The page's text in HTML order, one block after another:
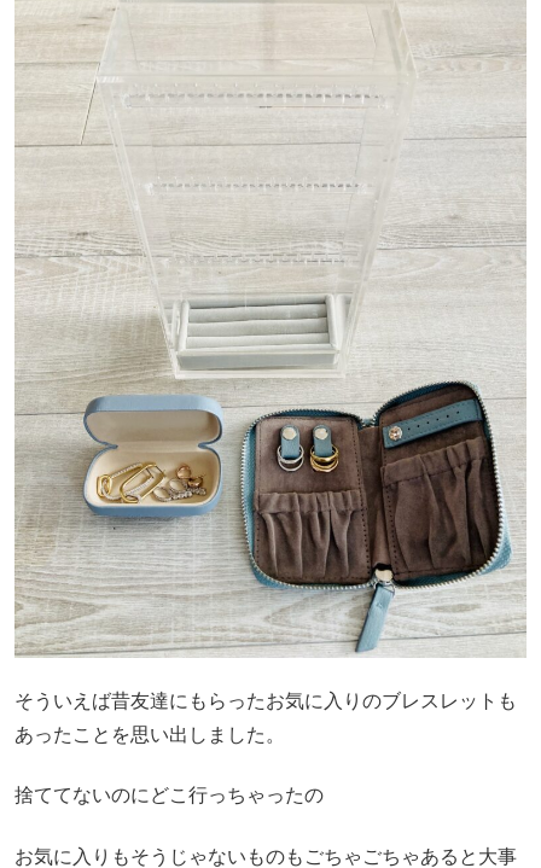
そういえば昔友達にもらったお気に入りのブレスレットも
あったことを思い出しました。
捨ててないのにどこ行っちゃったの
お気に入りもそうじゃないものもごちゃごちゃあると大事